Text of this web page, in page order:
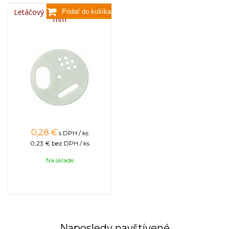
Letáčový uzáver okrúhly, 50
mm
0,28 € s DPH / ks
0,23 € bez DPH / ks
Na sklade